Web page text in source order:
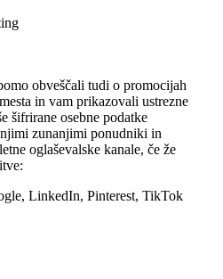
obveščali tudi o promocijah
in vam prikazovali ustrezne
šifrirane osebne podatke
zunanjimi ponudniki in
oglaševalske kanale, če že
LinkedIn, Pinterest, TikTok